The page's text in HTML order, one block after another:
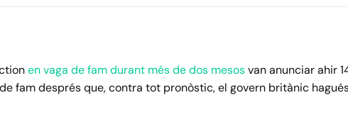
en vaga de fam durant més de dos mesosvan anunciar ahir
fam després que, contra tot pronòstic, el govern britànic